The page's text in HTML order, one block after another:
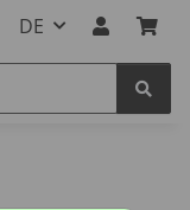
DE